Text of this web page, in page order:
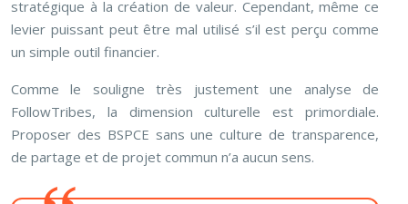
stratégique à la création de valeur. Cependant, même ce
levier puissant peut être mal utilisé s’il est perçu comme
un simple outil financier.
Comme le souligne très justement une analyse de
FollowTribes, la dimension culturelle est primordiale.
Proposer des BSPCE sans une culture de transparence,
de partage et de projet commun n’a aucun sens.